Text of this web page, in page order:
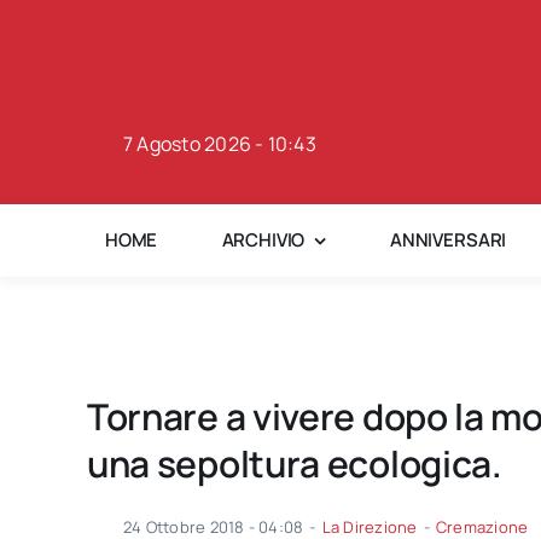
7 Agosto 2026 - 10:43
HOME ARCHIVIO ANNIVERSARI
Tornare a vivere dopo la
una sepoltura ecologica.
24 Ottobre 2018 - 04:08 - La Direzione - Cremazione